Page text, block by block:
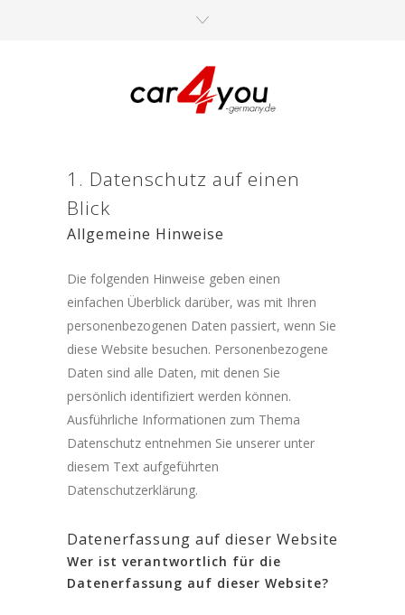
1. Datenschutz auf einen
Blick
Allgemeine Hinweise
Die folgenden Hinweise geben einen
einfachen Überblick darüber, was mit Ihren
personenbezogenen Daten passiert, wenn Sie
diese Website besuchen. Personenbezogene
Daten sind alle Daten, mit denen Sie
persönlich identifiziert werden können.
Ausführliche Informationen zum Thema
Datenschutz entnehmen Sie unserer unter
diesem Text aufgeführten
Datenschutzerklärung.
Datenerfassung auf dieser Website
Wer ist verantwortlich für die
Datenerfassung auf dieser Website?